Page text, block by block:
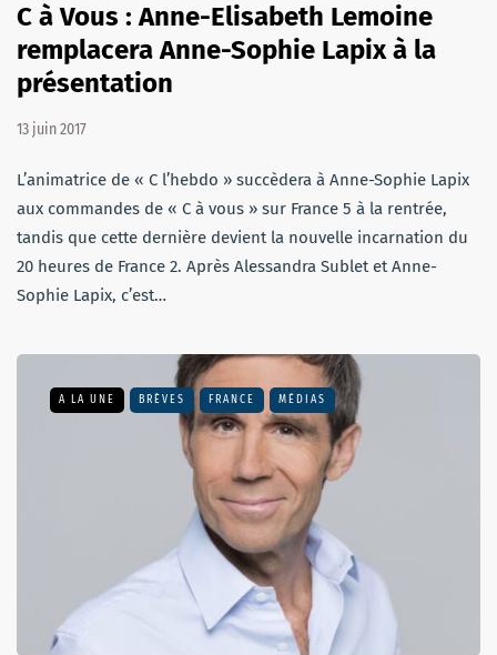
C à Vous : Anne-Elisabeth Lemoine
remplacera Anne-Sophie Lapix à la
présentation
13 juin 2017
L’animatrice de « C l’hebdo » succèdera à Anne-Sophie Lapix
aux commandes de « C à vous » sur France 5 à la rentrée,
tandis que cette dernière devient la nouvelle incarnation du
20 heures de France 2. Après Alessandra Sublet et Anne-
Sophie Lapix, c’est…
A LA UNE BRÈVES FRANCE MÉDIAS